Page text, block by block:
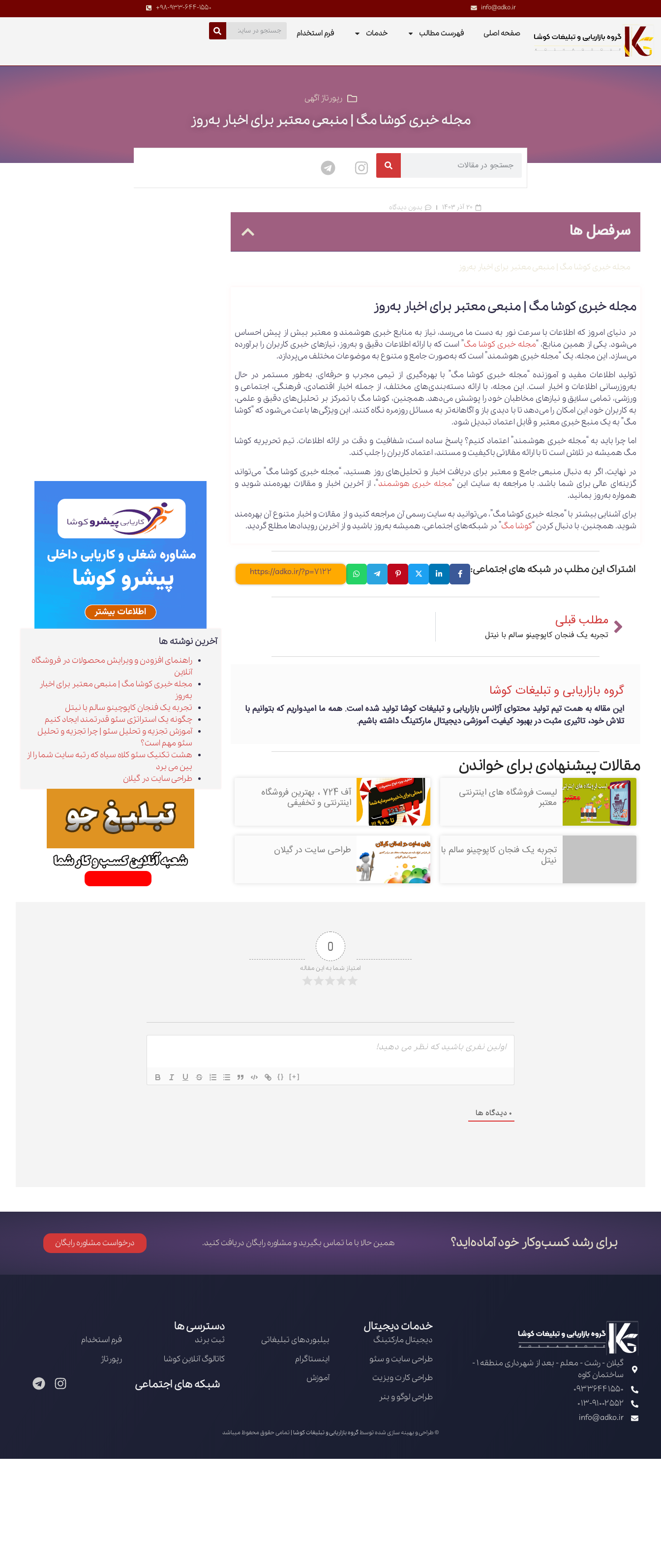
info@adko.ir
+98-933-644-1550
صفحه اصلی فهرست مطالب خدمات فرم استخدام
رپورتاژ آگهی
مجله خبری کوشا مگ | منبعی معتبر برای اخبار به‌روز
20 آذر 1403 بدون دیدگاه
سرفصل ها
مجله خبری کوشا مگ | منبعی معتبر برای اخبار به‌روز
مجله خبری کوشا مگ | منبعی معتبر برای اخبار به‌روز
در دنیای امروز که اطلاعات با سرعت نور به دست ما می‌رسد، نیاز به منابع خبری هوشمند و معتبر بیش از پیش احساس
می‌شود. یکی از همین منابع، “مجله خبری کوشا مگ” است که با ارائه اطلاعات دقیق و به‌روز، نیازهای خبری کاربران را برآورده
می‌سازد. این مجله، یک “مجله خبری هوشمند” است که به‌صورت جامع و متنوع به موضوعات مختلف می‌پردازد.
تولید اطلاعات مفید و آموزنده “مجله خبری کوشا مگ” با بهره‌گیری از تیمی مجرب و حرفه‌ای، به‌طور مستمر در حال
به‌روزرسانی اطلاعات و اخبار است. این مجله، با ارائه دسته‌بندی‌های مختلف، از جمله اخبار اقتصادی، فرهنگی، اجتماعی و
ورزشی، تمامی سلایق و نیازهای مخاطبان خود را پوشش می‌دهد. همچنین، کوشا مگ با تمرکز بر تحلیل‌های دقیق و علمی،
به کاربران خود این امکان را می‌دهد تا با دیدی باز و آگاهانه‌تر به مسائل روزمره نگاه کنند. این ویژگی‌ها باعث می‌شود که “کوشا
مگ” به یک منبع خبری معتبر و قابل اعتماد تبدیل شود.
اما چرا باید به “مجله خبری هوشمند” اعتماد کنیم؟ پاسخ ساده است؛ شفافیت و دقت در ارائه اطلاعات. تیم تحریریه کوشا
مگ همیشه در تلاش است تا با ارائه مقالاتی باکیفیت و مستند، اعتماد کاربران را جلب کند.
در نهایت، اگر به دنبال منبعی جامع و معتبر برای دریافت اخبار و تحلیل‌های روز هستید، “مجله خبری کوشا مگ” می‌تواند
گزینه‌ای عالی برای شما باشد. با مراجعه به سایت این “مجله خبری هوشمند“، از آخرین اخبار و مقالات بهره‌مند شوید و
همواره به‌روز بمانید.
برای آشنایی بیشتر با “مجله خبری کوشا مگ”، می‌توانید به سایت رسمی آن مراجعه کنید و از مقالات و اخبار متنوع آن بهره‌مند
شوید. همچنین، با دنبال کردن “کوشا مگ” در شبکه‌های اجتماعی، همیشه به‌روز باشید و از آخرین رویدادها مطلع گردید.
اشتراک این مطلب در شبکه های اجتماعی: https://adko.ir/?p=7122
مطلب قبلی
تجربه یک فنجان کاپوچینو سالم با نیتل
گروه بازاریابی و تبلیغات کوشا
این مقاله به همت تیم تولید محتوای آژانس بازاریابی و تبلیغات کوشا تولید شده است. همه ما امیدواریم که بتوانیم با
تلاش خود، تاثیری مثبت در بهبود کیفیت آموزشی دیجیتال مارکتینگ داشته باشیم.
مقالات پیشنهادی برای خواندن
لیست فروشگاه های اینترنتی
معتبر
آف 724 ، بهترین فروشگاه
اینترنتی و تخفیفی
تجربه یک فنجان کاپوچینو سالم با
نیتل
طراحی سایت در گیلان
آخرین نوشته ها
راهنمای افزودن و ویرایش محصولات در فروشگاه
آنلاین
مجله خبری کوشا مگ | منبعی معتبر برای اخبار
به‌روز
تجربه یک فنجان کاپوچینو سالم با نیتل
چگونه یک استراتژی سئو قدرتمند ایجاد کنیم
آموزش تجزیه و تحلیل سئو | چرا تجزیه و تحلیل
سئو مهم است؟
هشت تکنیک سئو کلاه سیاه که رتبه سایت شما را از
بین می برد
طراحی سایت در گیلان
0
امتیاز شما به این مقاله
{} [+]
0 دیدگاه ها
برای رشد کسب‌وکار خود آماده‌اید؟ همین حالا با ما تماس بگیرید و مشاوره رایگان دریافت کنید. درخواست مشاوره رایگان
گیلان - رشت - معلم - بعد از شهرداری منطقه 1 -
ساختمان کاوه
09336441550
013-91002552
info@adko.ir
خدمات دیجیتال
دیجیتال مارکتینگ
طراحی سایت و سئو
طراحی کارت ویزیت
طراحی لوگو و بنر
بیلبوردهای تبلیغاتی
اینستاگرام
آموزش
دسترسی ها
ثبت برند
کاتالوگ آنلاین کوشا
فرم استخدام
رپورتاژ
شبکه های اجتماعی
© طراحی و بهینه سازی شده توسطگروه بازاریابی و تبلیغات کوشا| تمامی حقوق محفوظ میباشد